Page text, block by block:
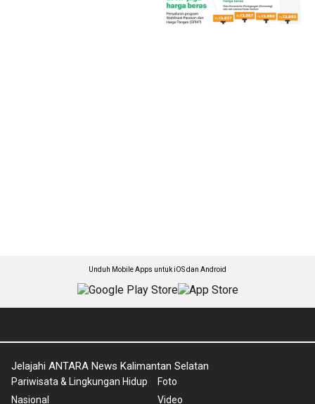
Unduh Mobile Apps untuk iOS dan Android
Jelajahi ANTARA News Kalimantan Selatan
Pariwisata & Lingkungan Hidup
Nasional
Foto
Video